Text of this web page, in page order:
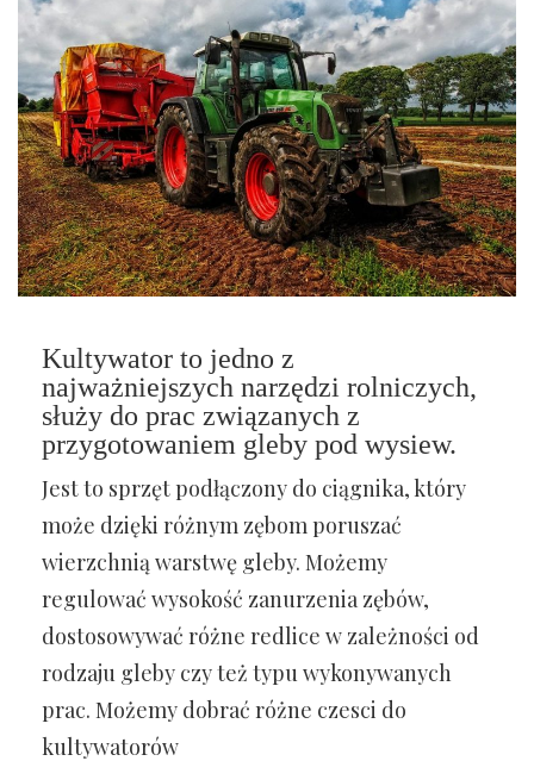
Kultywator to jedno z
najważniejszych narzędzi rolniczych,
służy do prac związanych z
przygotowaniem gleby pod wysiew.
Jest to sprzęt podłączony do ciągnika, który
może dzięki różnym zębom poruszać
wierzchnią warstwę gleby. Możemy
regulować wysokość zanurzenia zębów,
dostosowywać różne redlice w zależności od
rodzaju gleby czy też typu wykonywanych
prac. Możemy dobrać różne czesci do
kultywatorów